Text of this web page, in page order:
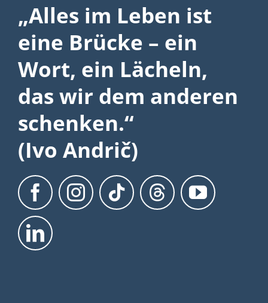
„Alles im Leben ist
eine Brücke – ein
Wort, ein Lächeln,
das wir dem anderen
schenken.“
(Ivo Andrič)